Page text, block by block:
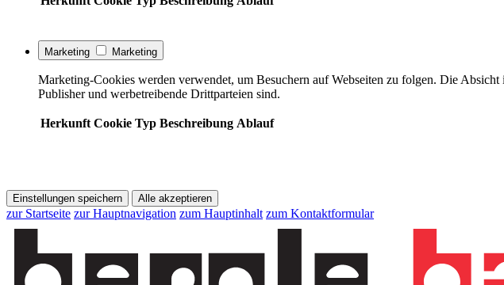
Marketing Marketing
Marketing-Cookies werden verwendet, um Besuchern auf Webseiten zu folgen. Die
Publisher und werbetreibende Drittparteien sind.
Herkunft Cookie Typ Beschreibung Ablauf
Einstellungen speichern Alle akzeptieren
zur Startseite zur Hauptnavigation zum Hauptinhalt zum Kontaktformular